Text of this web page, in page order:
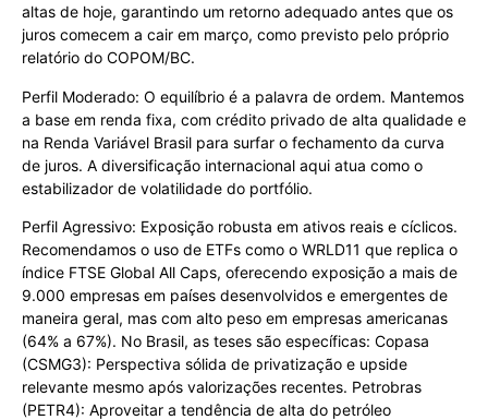
altas de hoje, garantindo um retorno adequado antes que os
juros comecem a cair em março, como previsto pelo próprio
relatório do COPOM/BC.
Perfil Moderado: O equilíbrio é a palavra de ordem. Mantemos
a base em renda fixa, com crédito privado de alta qualidade e
na Renda Variável Brasil para surfar o fechamento da curva
de juros. A diversificação internacional aqui atua como o
estabilizador de volatilidade do portfólio.
Perfil Agressivo: Exposição robusta em ativos reais e cíclicos.
Recomendamos o uso de ETFs como o WRLD11 que replica o
índice FTSE Global All Caps, oferecendo exposição a mais de
9.000 empresas em países desenvolvidos e emergentes de
maneira geral, mas com alto peso em empresas americanas
(64% a 67%). No Brasil, as teses são específicas: Copasa
(CSMG3): Perspectiva sólida de privatização e upside
relevante mesmo após valorizações recentes. Petrobras
(PETR4): Aproveitar a tendência de alta do petróleo